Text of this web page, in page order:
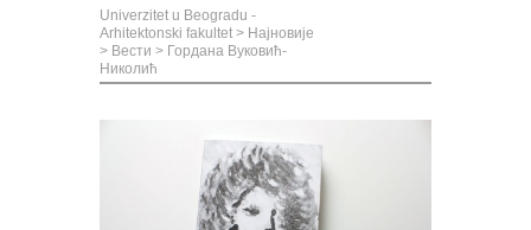
Univerzitet u Beogradu -
Arhitektonski fakultet > Најновије
> Вести > Гордана Вуковић-
Николић